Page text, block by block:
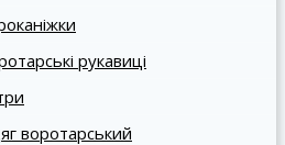
рукавиці
воротарський